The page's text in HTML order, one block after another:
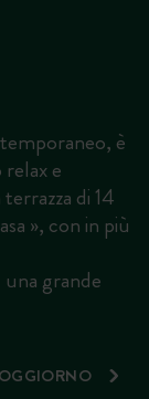
è
e
di 14
», con in più
grande